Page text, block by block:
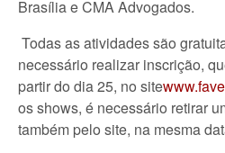
Brasília e CMA Advogados.
Todas as atividades são
necessário realizar inscrição,
partir do dia 25, no site
os shows, é necessário retirar
também pelo site, na mesma